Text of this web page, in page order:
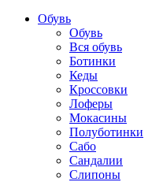
Обувь
Обувь
Вся обувь
Ботинки
Кеды
Кроссовки
Лоферы
Мокасины
Полуботинки
Сабо
Сандалии
Слипоны